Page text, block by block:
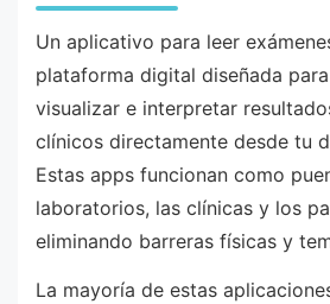
Un aplicativo para leer
plataforma digital diseñada
visualizar e interpretar
clínicos directamente desde tu
Estas apps funcionan como
laboratorios, las clínicas y los
eliminando barreras físicas y
La mayoría de estas